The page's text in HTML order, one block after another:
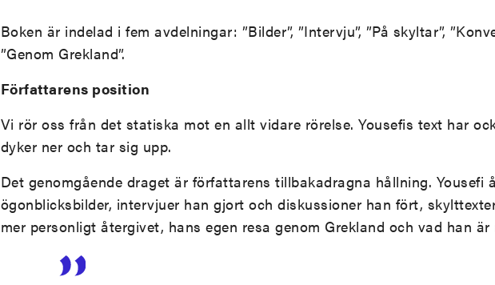
Boken är indelad i fem avdelningar: ”Bilder”, ”Intervju”, ”På skyltar”,
”Genom Grekland”.
Författarens position
Vi rör oss från det statiska mot en allt vidare rörelse. Yousefis text har
dyker ner och tar sig upp.
Det genomgående draget är författarens tillbakadragna hållning. Yousefi
ögonblicksbilder, intervjuer han gjort och diskussioner han fört,
mer personligt återgivet, hans egen resa genom Grekland och vad han är